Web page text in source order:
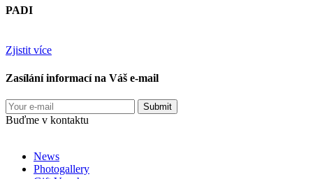
PADI
Zjistit více
Zasílání informací na Váš e-mail
Buďme v kontaktu
News
Photogallery